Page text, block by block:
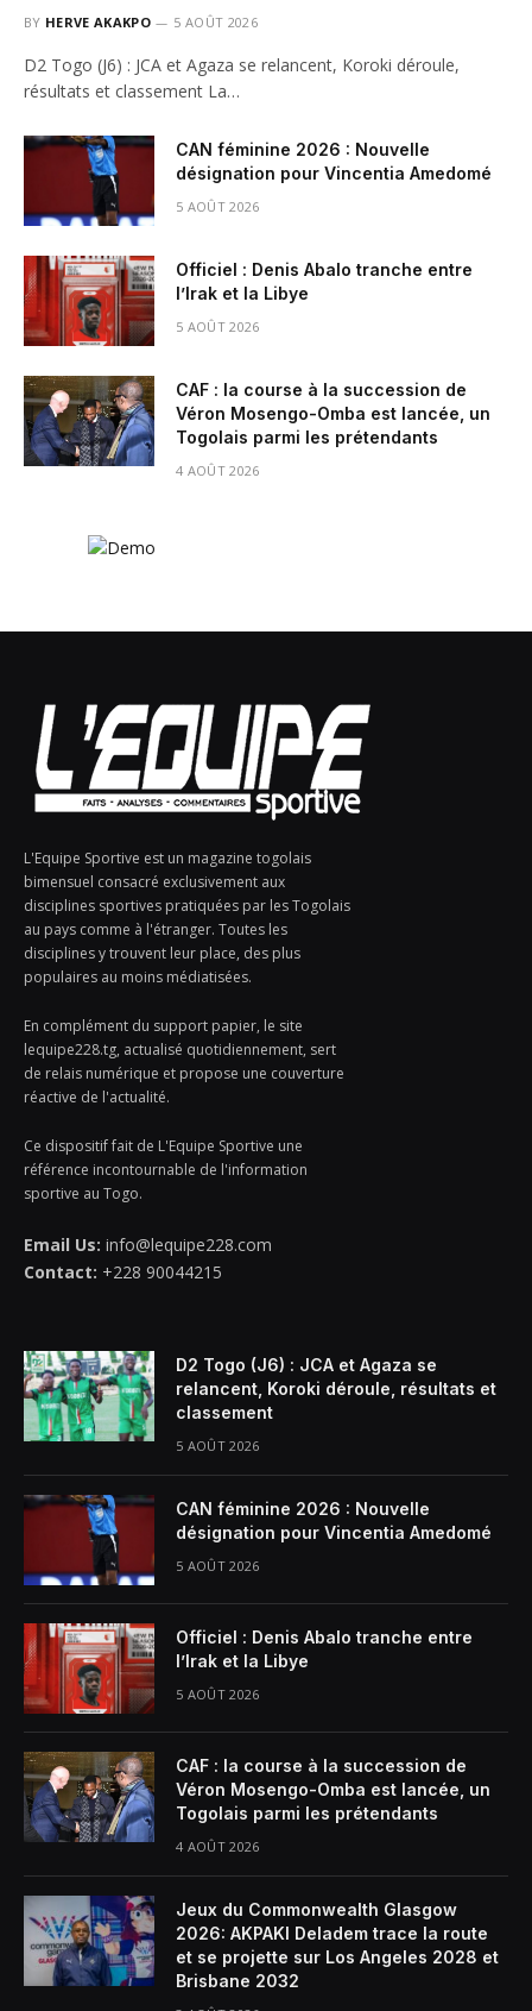
BY HERVE AKAKPO 5 AOÛT 2026
D2 Togo (J6) : JCA et Agaza se relancent, Koroki déroule,
résultats et classement La…
CAN féminine 2026 : Nouvelle
désignation pour Vincentia Amedomé
5 AOÛT 2026
Officiel : Denis Abalo tranche entre
l’Irak et la Libye
5 AOÛT 2026
CAF : la course à la succession de
Véron Mosengo-Omba est lancée, un
Togolais parmi les prétendants
4 AOÛT 2026
L'Equipe Sportive est un magazine togolais
bimensuel consacré exclusivement aux
disciplines sportives pratiquées par les Togolais
au pays comme à l'étranger. Toutes les
disciplines y trouvent leur place, des plus
populaires au moins médiatisées.
En complément du support papier, le site
lequipe228.tg, actualisé quotidiennement, sert
de relais numérique et propose une couverture
réactive de l'actualité.
Ce dispositif fait de L'Equipe Sportive une
référence incontournable de l'information
sportive au Togo.
Email Us: info@lequipe228.com
Contact: +228 90044215
D2 Togo (J6) : JCA et Agaza se
relancent, Koroki déroule, résultats et
classement
5 AOÛT 2026
CAN féminine 2026 : Nouvelle
désignation pour Vincentia Amedomé
5 AOÛT 2026
Officiel : Denis Abalo tranche entre
l’Irak et la Libye
5 AOÛT 2026
CAF : la course à la succession de
Véron Mosengo-Omba est lancée, un
Togolais parmi les prétendants
4 AOÛT 2026
Jeux du Commonwealth Glasgow
2026: AKPAKI Deladem trace la route
et se projette sur Los Angeles 2028 et
Brisbane 2032